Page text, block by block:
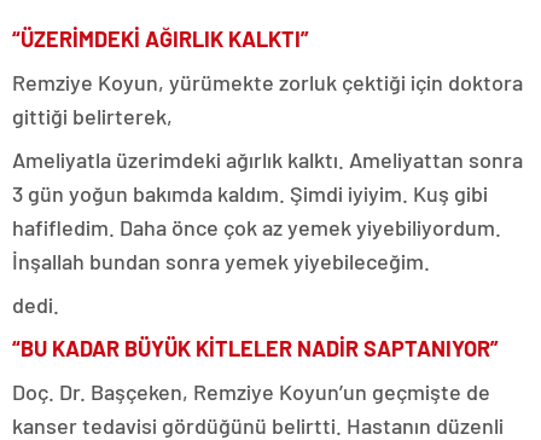
“ÜZERİMDEKİ AĞIRLIK KALKTI”
Remziye Koyun, yürümekte zorluk çektiği için doktora
gittiği belirterek,
Ameliyatla üzerimdeki ağırlık kalktı. Ameliyattan sonra
3 gün yoğun bakımda kaldım. Şimdi iyiyim. Kuş gibi
hafifledim. Daha önce çok az yemek yiyebiliyordum.
İnşallah bundan sonra yemek yiyebileceğim.
dedi.
“BU KADAR BÜYÜK KİTLELER NADİR SAPTANIYOR”
Doç. Dr. Başçeken, Remziye Koyun’un geçmişte de
kanser tedavisi gördüğünü belirtti. Hastanın düzenli